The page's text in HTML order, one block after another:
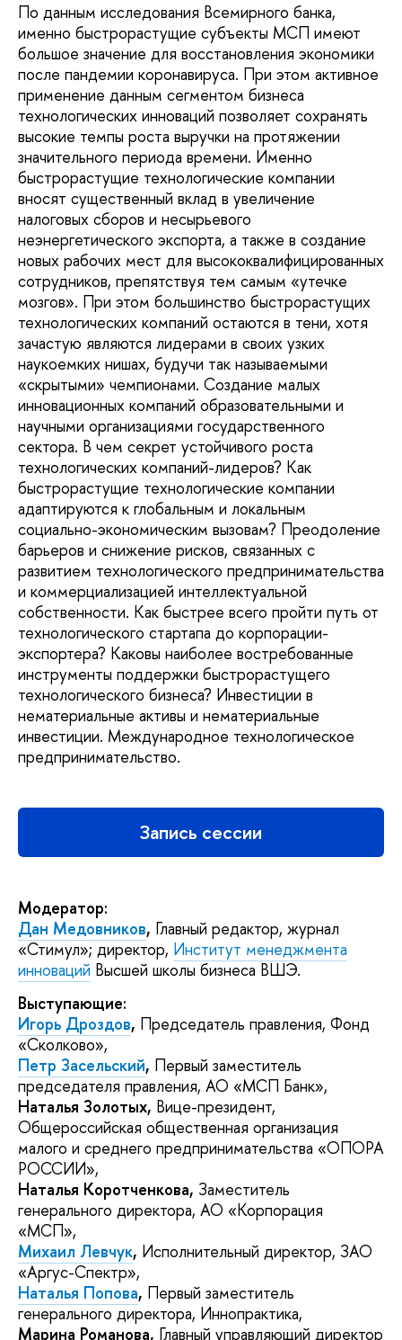
По данным исследования Всемирного банка,
именно быстрорастущие субъекты МСП имеют
большое значение для восстановления экономики
после пандемии коронавируса. При этом активное
применение данным сегментом бизнеса
технологических инноваций позволяет сохранять
высокие темпы роста выручки на протяжении
значительного периода времени. Именно
быстрорастущие технологические компании
вносят существенный вклад в увеличение
налоговых сборов и несырьевого
неэнергетического экспорта, а также в создание
новых рабочих мест для высококвалифицированных
сотрудников, препятствуя тем самым «утечке
мозгов». При этом большинство быстрорастущих
технологических компаний остаются в тени, хотя
зачастую являются лидерами в своих узких
наукоемких нишах, будучи так называемыми
«скрытыми» чемпионами. Создание малых
инновационных компаний образовательными и
научными организациями государственного
сектора. В чем секрет устойчивого роста
технологических компаний-лидеров? Как
быстрорастущие технологические компании
адаптируются к глобальным и локальным
социально-экономическим вызовам? Преодоление
барьеров и снижение рисков, связанных с
развитием технологического предпринимательства
и коммерциализацией интеллектуальной
собственности. Как быстрее всего пройти путь от
технологического стартапа до корпорации-
экспортера? Каковы наиболее востребованные
инструменты поддержки быстрорастущего
технологического бизнеса? Инвестиции в
нематериальные активы и нематериальные
инвестиции. Международное технологическое
предпринимательство.
Запись сессии
Модератор:
Дан Медовников, Главный редактор, журнал
«Стимул»; директор, Институт менеджмента
инноваций Высшей школы бизнеса ВШЭ.
Выступающие:
Игорь Дроздов, Председатель правления, Фонд
«Сколково»,
Петр Засельский, Первый заместитель
председателя правления, АО «МСП Банк»,
Наталья Золотых, Вице-президент,
Общероссийская общественная организация
малого и среднего предпринимательства «ОПОРА
РОССИИ»,
Наталья Коротченкова, Заместитель
генерального директора, АО «Корпорация
«МСП»,
Михаил Левчук, Исполнительный директор, ЗАО
«Аргус-Спектр»,
Наталья Попова, Первый заместитель
генерального директора, Иннопрактика,
Марина Романова, Главный управляющий директор